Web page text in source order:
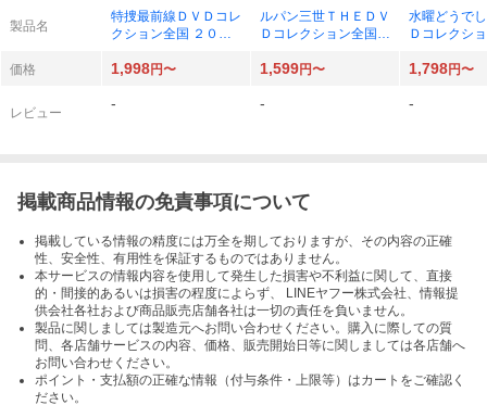
製品名
特捜最前線ＤＶＤコレ
クション全国 ２０２
アゴスティーニ・ジャ
ルパン三世ＴＨＥＤＶ
Ｄコレクション全国
号 （デアゴスティー
水曜どうで
Ｄコレクシ
（デアゴス
価格 1,998円〜 1,599円〜 1,798円〜
レビュー
- - -
掲載商品情報の免責事項について
掲載している情報の精度には万全を期しておりますが、その内容の正確
性、安全性、有用性を保証するものではありません。
本サービスの情報内容を使用して発生した損害や不利益に関して、直接
的・間接的あるいは損害の程度によらず、 LINEヤフー株式会社、情報提
供会社各社および商品販売店舗各社は一切の責任を負いません。
製品に関しましては製造元へお問い合わせください。購入に際しての質
問、各店舗サービスの内容、価格、販売開始日等に関しましては各店舗へ
お問い合わせください。
ポイント・支払額の正確な情報（付与条件・上限等）はカートをご確認く
ださい。